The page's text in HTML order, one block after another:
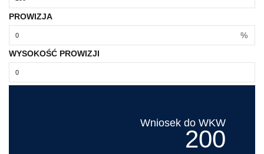
PROWIZJA
%
WYSOKOŚĆ PROWIZJI
Wniosek do WKW
200